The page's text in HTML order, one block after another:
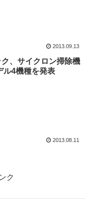
2013.09.13
、サイクロン掃除機
ル4機種を発表
2013.08.11
ク